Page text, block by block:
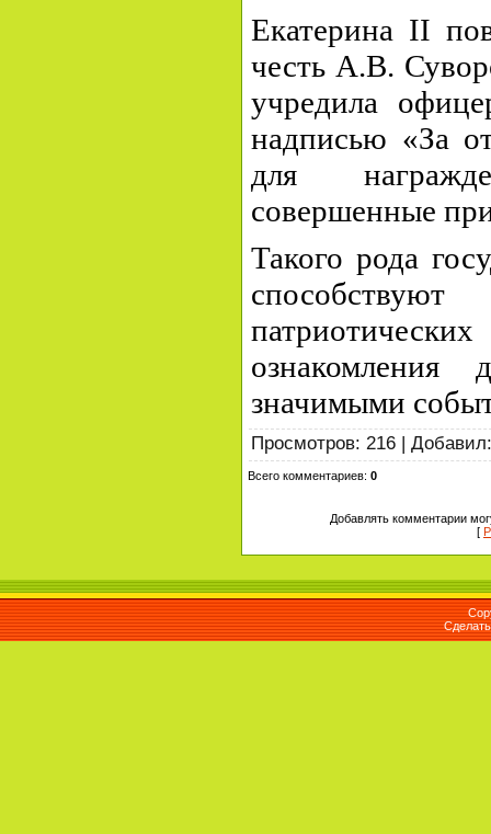
Екатерина II
честь А.В.
учредила
надписью «За
для
совершенные
Такого рода
ознакомления
значимыми
Просмотров: 216 | Добавил:
Всего комментариев: 0
Добавлять комментарии
[